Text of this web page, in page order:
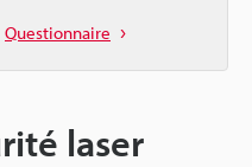
Questionnaire
laser